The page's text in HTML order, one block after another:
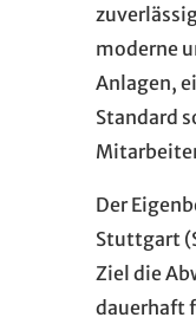
moderne
Anlagen,
Standard
Der
Stuttgart
Ziel die
dauerhaft